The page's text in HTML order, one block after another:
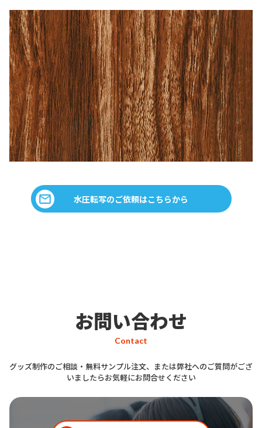
水圧転写のご依頼はこちらから
お問い合わせ
Contact
グッズ制作のご相談・無料サンプル注文、または弊社へのご質問がござ
いましたらお気軽にお問合せください